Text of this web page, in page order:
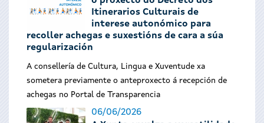
Itinerarios Culturais de
interese autonómico para
recoller achegas e suxestións de cara a súa
regularización
A consellería de Cultura, Lingua e Xuventude xa
sometera previamente o anteproxecto á recepción de
achegas no Portal de Transparencia
06/06/2026